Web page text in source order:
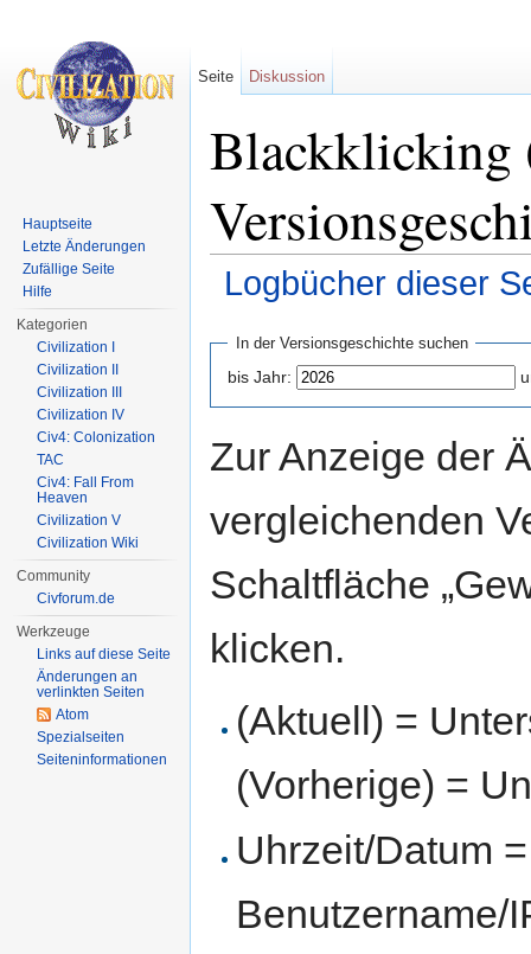
Blackklicking
Logbücher dieser
In der Versionsgeschichte suchen
bis Jahr:
Zur Anzeige der
vergleichenden
Schaltfläche
klicken.
(Aktuell) =
(Vorherige) =
Uhrzeit/Datum
Benutzername/
Seite Diskussion
Hauptseite
Letzte Änderungen
Zufällige Seite
Hilfe
Kategorien
Civilization I
Civilization II
Civilization III
Civilization IV
Civ4: Colonization
TAC
Civ4: Fall From
Heaven
Civilization V
Civilization Wiki
Community
Civforum.de
Werkzeuge
Links auf diese Seite
Änderungen an
verlinkten Seiten
Atom
Spezialseiten
Seiten­informationen